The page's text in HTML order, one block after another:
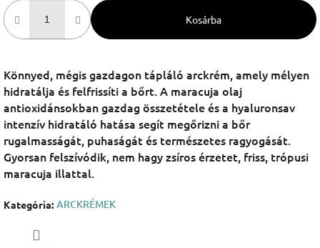
Kosárba
Könnyed, mégis gazdagon tápláló arckrém, amely mélyen
hidratálja és felfrissíti a bőrt. A maracuja olaj
antioxidánsokban gazdag összetétele és a hyaluronsav
intenzív hidratáló hatása segít megőrizni a bőr
rugalmasságát, puhaságát és természetes ragyogását.
Gyorsan felszívódik, nem hagy zsíros érzetet, friss, trópusi
maracuja illattal.
Kategória: ARCKRÉMEK